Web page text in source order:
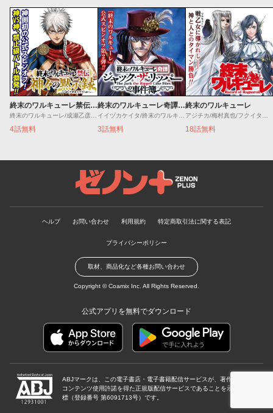
終末のワルキューレ禁伝 神々の黙示録
4話無料
終末のワルキューレ奇譚 ジャック・ザ・リッパーの事件簿
3話無料
終末のワルキューレ
18話無料
ゼノンプラス
ヘルプ お問い合わせ 利用規約 特定商取引法に関する表記
プライバシーポリシー
取材、商品化など各種お問い合わせ
Copyright ©Coamix Inc. All Rights Reserved.
公式アプリを無料でダウンロード
ABJマークは、この電子書店・電子書籍配信サービスが、著作権者から
コンテンツ使用許諾を得た正規版配信サービスであることを示す登録商
標（登録番号 第6091713号）です。